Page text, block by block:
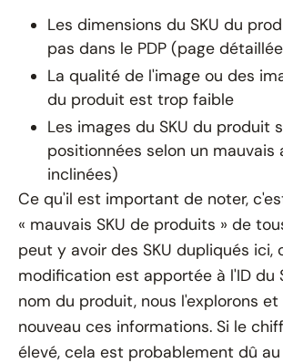
Les dimensions du SKU du
pas dans le PDP (page
La qualité de l'image ou des
du produit est trop faible
Les images du SKU du produit
positionnées selon un mauvais
inclinées)
Ce qu'il est important de noter,
« mauvais SKU de produits » de
peut y avoir des SKU dupliqués ici,
modification est apportée à l'ID du
nom du produit, nous l'explorons
nouveau ces informations. Si le
élevé, cela est probablement dû